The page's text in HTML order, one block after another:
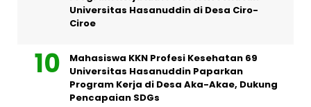
Universitas Hasanuddin di Desa Ciro-
Ciroe
Mahasiswa KKN Profesi Kesehatan 69
Universitas Hasanuddin Paparkan
Program Kerja di Desa Aka-Akae, Dukung
Pencapaian SDGs